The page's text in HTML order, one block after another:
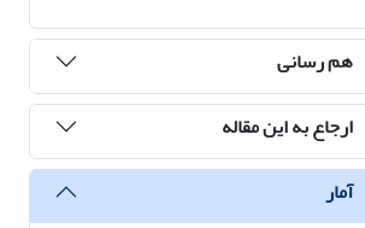
هم رسانی
ارجاع به این مقاله
آمار